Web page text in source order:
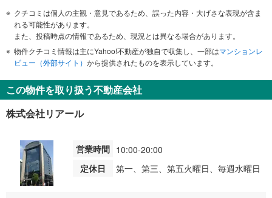
クチコミは個人の主観・意見であるため、誤った内容・大げさな表現が含ま
れる可能性があります。
また、投稿時点の情報であるため、現況とは異なる場合があります。
物件クチコミ情報は主にYahoo!不動産が独自で収集し、一部はマンションレ
ビュー（外部サイト） から提供されたものを表示しています。
この物件を取り扱う不動産会社
株式会社リアール
営業時間 10:00-20:00
定休日
第一、第三、第五火曜日、毎週水曜日